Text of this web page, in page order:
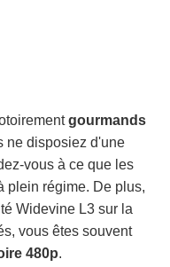
gourmands
ne disposiez d'une
vous à ce que les
plein régime. De plus,
Widevine L3 sur la
vous êtes souvent
480p.